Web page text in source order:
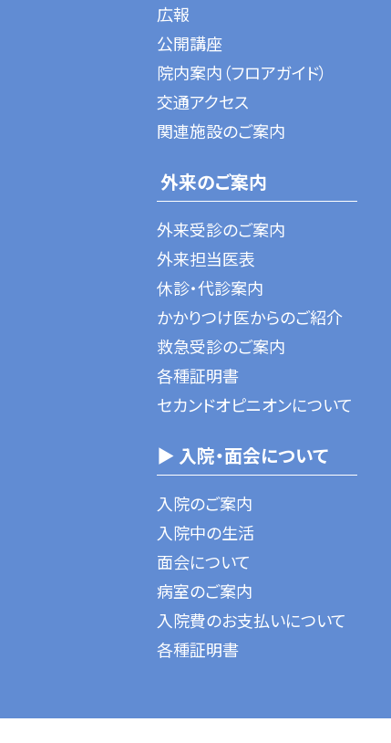
広報
公開講座
院内案内（フロアガイド）
交通アクセス
関連施設のご案内
外来のご案内
外来受診のご案内
外来担当医表
休診・代診案内
かかりつけ医からのご紹介
救急受診のご案内
各種証明書
セカンドオピニオンについて
▶ 入院・面会について
入院のご案内
入院中の生活
面会について
病室のご案内
入院費のお支払いについて
各種証明書